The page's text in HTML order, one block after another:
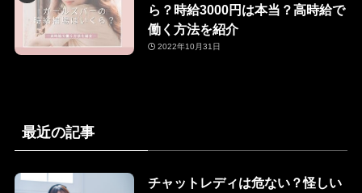
ら？時給3000円は本当？高時給で
働く方法を紹介
2022年10月31日
最近の記事
チャットレディは危ない？怪しい